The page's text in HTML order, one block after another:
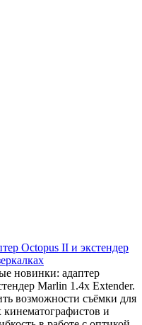
Octopus II и экстендер
новинки: адаптер
Marlin 1.4x Extender.
возможности съёмки для
и